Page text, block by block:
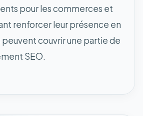
pour les commerces et
renforcer leur présence en
peuvent couvrir une partie de
SEO.